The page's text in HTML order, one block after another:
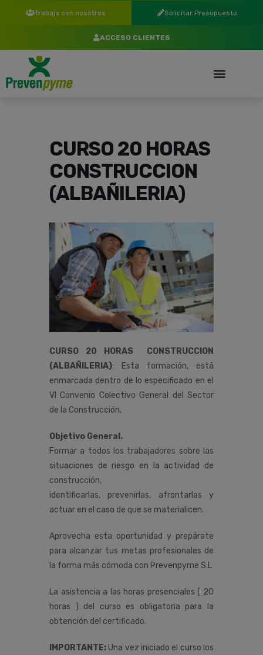
Trabaja con nosotros Solicitar Presupuesto
ACCESO CLIENTES
CURSO 20 HORAS
CONSTRUCCION
(ALBAÑILERIA)
CURSO 20 HORAS CONSTRUCCION
(ALBAÑILERIA): Esta formación,
está
enmarcada dentro de lo especificado en el
VI Convenio Colectivo General delSector
de la Construcción,
Objetivo General.
Formar a todos los trabajadores sobre las
situaciones de riesgo en la actividad de
construcción,
identificarlas, prevenirlas, afrontarlas y
actuar en el caso de que se materialicen.
Aprovecha esta oportunidad y prepárate
para alcanzar tus metas profesionales de
la forma más cómoda con Prevenpyme S.L
La asistencia a las horas presenciales ( 20
horas ) del curso es obligatoria para la
obtención del certificado.
IMPORTANTE: Una vez iniciado el curso los